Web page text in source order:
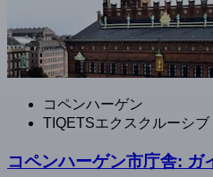
コペンハーゲン
TIQETSエクスクルーシブ
コペンハーゲン市庁舎: ガ